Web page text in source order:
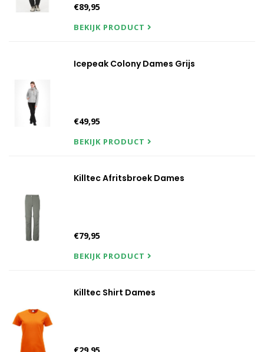
€89,95
BEKIJK PRODUCT
Icepeak Colony Dames Grijs
€49,95
BEKIJK PRODUCT
Killtec Afritsbroek Dames
€79,95
BEKIJK PRODUCT
Killtec Shirt Dames